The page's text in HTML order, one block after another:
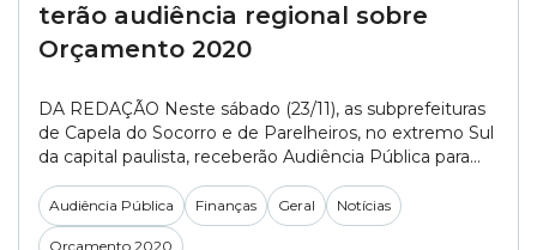
terão audiência regional sobre
Orçamento 2020
DA REDAÇÃO Neste sábado (23/11), as subprefeituras
de Capela do Socorro e de Parelheiros, no extremo Sul
da capital paulista, receberão Audiência Pública para
debater o orçamento de 2020 previsto para essas
regiões. O evento será realizado pela Comissão de
Finanças e Orçamento da Câmara Municipal de São
Audiência Pública Finanças Geral Notícias
Orçamento 2020